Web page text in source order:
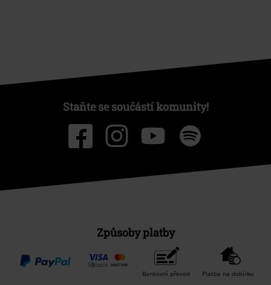
Staňte se součástí komunity!
Způsoby platby
Bankovní převod Platba na dobírku